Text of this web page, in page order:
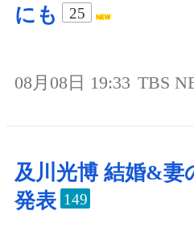
にも
25
08月08日 19:33 TBS
及川光博 結婚&妻
発表 149